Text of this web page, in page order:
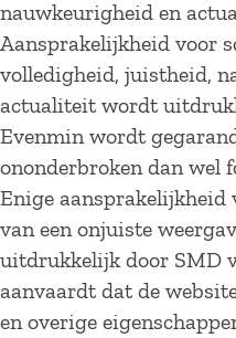
nauwkeurigheid en
Aansprakelijkheid voor
volledigheid, juistheid,
actualiteit wordt
Evenmin wordt
ononderbroken dan wel
Enige aansprakelijkheid
van een onjuiste
uitdrukkelijk door SMD
aanvaardt dat de
en overige